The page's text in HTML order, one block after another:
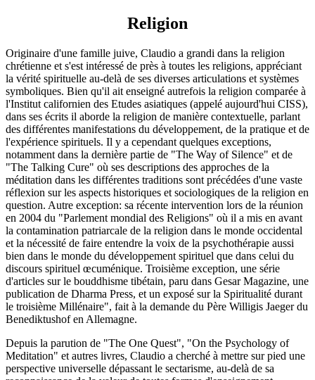
Religion
Originaire d'une famille juive, Claudio a grandi dans la religion
chrétienne et s'est intéressé de près à toutes les religions, appréciant
la vérité spirituelle au-delà de ses diverses articulations et systèmes
symboliques. Bien qu'il ait enseigné autrefois la religion comparée à
l'Institut californien des Etudes asiatiques (appelé aujourd'hui CISS),
dans ses écrits il aborde la religion de manière contextuelle, parlant
des différentes manifestations du développement, de la pratique et de
l'expérience spirituels. Il y a cependant quelques exceptions,
notamment dans la dernière partie de "The Way of Silence" et de
"The Talking Cure" où ses descriptions des approches de la
méditation dans les différentes traditions sont précédées d'une vaste
réflexion sur les aspects historiques et sociologiques de la religion en
question. Autre exception: sa récente intervention lors de la réunion
en 2004 du "Parlement mondial des Religions" où il a mis en avant
la contamination patriarcale de la religion dans le monde occidental
et la nécessité de faire entendre la voix de la psychothérapie aussi
bien dans le monde du développement spirituel que dans celui du
discours spirituel œcuménique. Troisième exception, une série
d'articles sur le bouddhisme tibétain, paru dans Gesar Magazine, une
publication de Dharma Press, et un exposé sur la Spiritualité durant
le troisième Millénaire", fait à la demande du Père Willigis Jaeger du
Benediktushof en Allemagne.
Depuis la parution de "The One Quest", "On the Psychology of
Meditation" et autres livres, Claudio a cherché à mettre sur pied une
perspective universelle dépassant le sectarisme, au-delà de sa